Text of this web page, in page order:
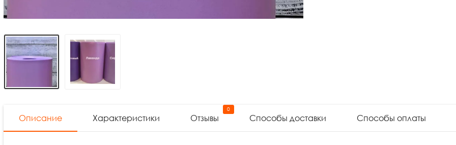
Описание Характеристики
0
Отзывы Способы доставки Способы оплаты